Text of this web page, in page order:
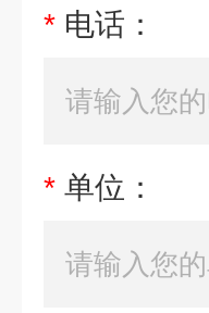
* 电话：
* 单位：